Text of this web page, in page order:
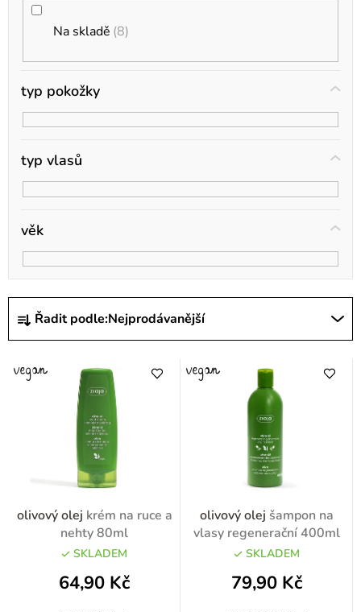
Ř
a
e
o
Řadit podle:Nejprodávanější
Na skladě 8
typ pokožky
typ vlasů
věk
olivový olej krém na ruce a
nehty 80ml
SKLADEM
64,90 Kč
olivový olej šampon na
vlasy regenerační 400ml
SKLADEM
79,90 Kč